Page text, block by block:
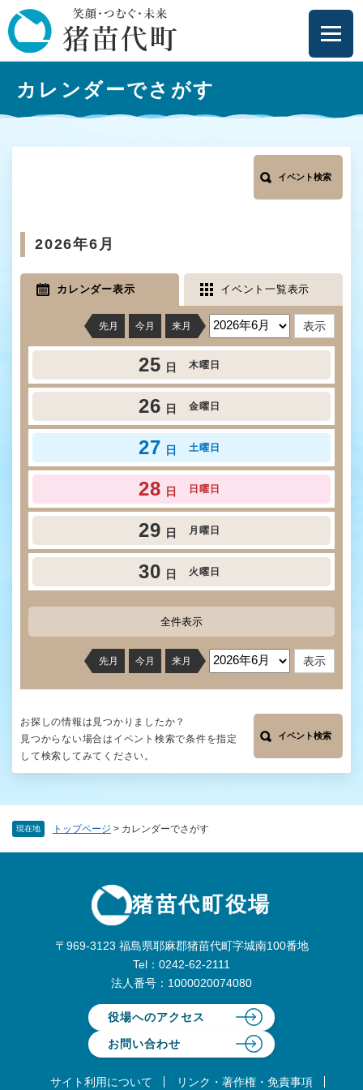
ー
ジ
の
メニューを飛ばして本文へ
現在地 トップページ > カレンダーでさがす
カレンダーでさがす
イベント検索
2026年6月
カレンダー表示 イベント一覧表示
先月 今月 来月
25 日 木曜日
26 日 金曜日
27 日 土曜日
28 日 日曜日
29 日 月曜日
30 日 火曜日
全件表示
先月 今月 来月
お探しの情報は見つかりましたか？
見つからない場合はイベント検索で条件を指定
して検索してみてください。
イベント検索
猪苗代町役場
〒969-3123 福島県耶麻郡猪苗代町字城南100番地
Tel：0242-62-2111
法人番号：1000020074080
役場へのアクセス
お問い合わせ
サイト利用について リンク・著作権・免責事項